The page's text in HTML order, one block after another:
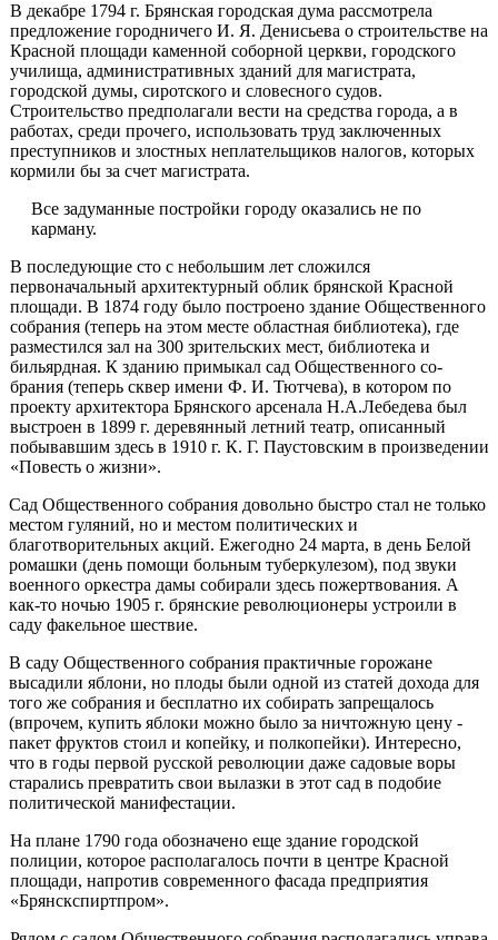
В декабре 1794 г. Брянская городская дума рассмотрела
предложение городничего И. Я. Денисьева о строительстве на
Красной площади ка­менной соборной церкви, городского
училища, административных зда­ний для магистрата,
городской думы, сиротского и словесного судов.
Строительство предполагали вести на средства города, а в
работах, сре­ди прочего, использовать труд заключенных
преступников и злостных неплательщиков налогов, которых
кормили бы за счет магистрата.
Все задуманные постройки городу оказались не по
карману.
В последующие сто с небольшим лет сложился
первоначальный ар­хитектурный облик брянской Красной
площади. В 1874 году было по­строено здание Общественного
собрания (теперь на этом месте област­ная библиотека), где
разместился зал на 300 зрительских мест, библиотека и
бильярдная. К зданию примыкал сад Общественного со­
брания (теперь сквер имени Ф. И. Тютчева), в котором по
проекту ар­хитектора Брянского арсенала Н.А.Лебедева был
выстроен в 1899 г. деревянный летний театр, описанный
побывавшим здесь в 1910 г. К. Г. Паустовским в произведении
«Повесть о жизни».
Сад Общественного собрания довольно быстро стал не только
ме­стом гуляний, но и местом политических и
благотворительных акций. Ежегодно 24 марта, в день Белой
ромашки (день помощи больным ту­беркулезом), под звуки
военного оркестра дамы собирали здесь по­жертвования. А
как-то ночью 1905 г. брянские революционеры устро­или в
саду факельное шествие.
В саду Общественного собрания практичные горожане
высадили яблони, но плоды были одной из статей дохода для
того же собрания и бесплатно их собирать запрещалось
(впрочем, купить яблоки можно было за ничтожную цену -
пакет фруктов стоил и копейку, и полкопейки). Интересно,
что в годы первой русской революции даже садовые воры
старались превратить свои вылазки в этот сад в подобие
политической манифестации.
На плане 1790 года обозначено еще здание городской
полиции, ко­торое располагалось почти в центре Красной
площади, напротив со­временного фасада предприятия
«Брянскспиртпром».